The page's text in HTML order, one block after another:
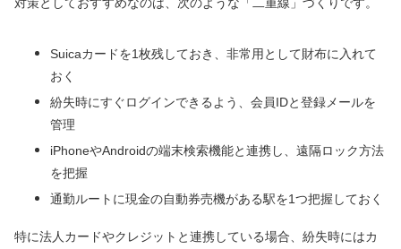
Suicaカードを1枚残しておき、非常用として財布に入れて
おく
紛失時にすぐログインできるよう、会員IDと登録メールを
管理
iPhoneやAndroidの端末検索機能と連携し、遠隔ロック方法
を把握
通勤ルートに現金の自動券売機がある駅を1つ把握しておく
特に法人カードやクレジットと連携している場合、紛失時にはカ